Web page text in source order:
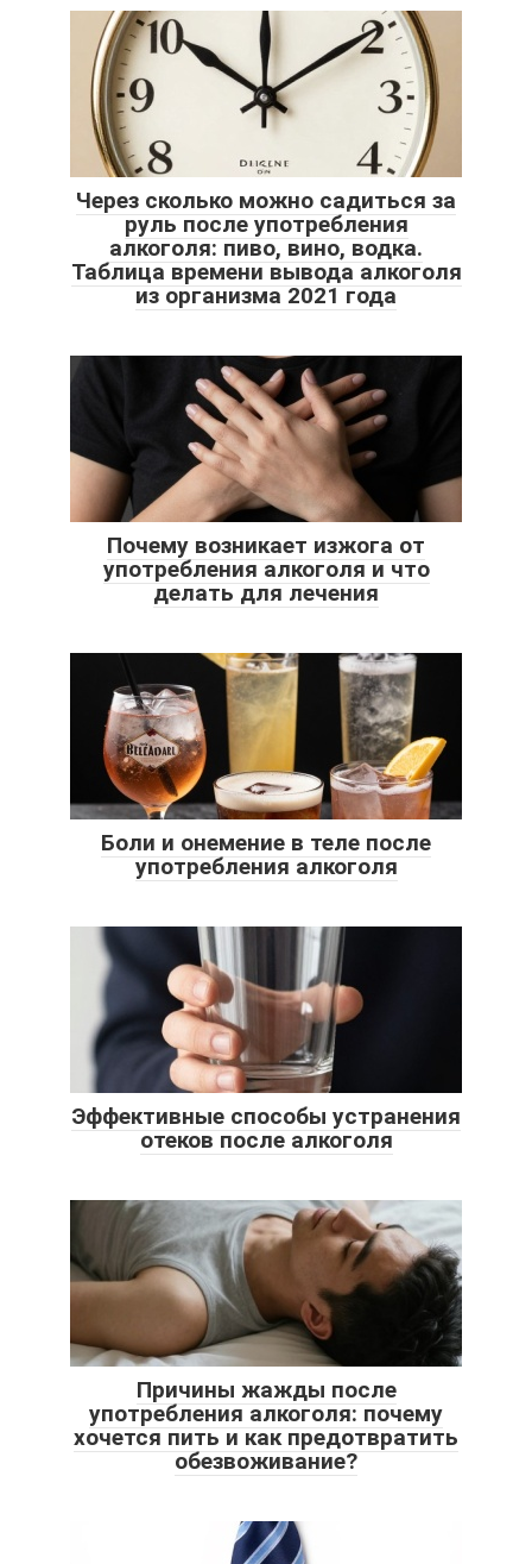
Через сколько можно садиться за
руль после употребления
алкоголя: пиво, вино, водка.
Таблица времени вывода алкоголя
из организма 2021 года
Почему возникает изжога от
употребления алкоголя и что
делать для лечения
Боли и онемение в теле после
употребления алкоголя
Эффективные способы устранения
отеков после алкоголя
Причины жажды после
употребления алкоголя: почему
хочется пить и как предотвратить
обезвоживание?